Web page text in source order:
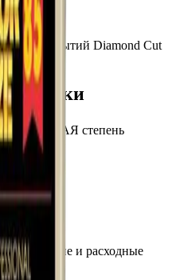
покрытий Diamond Cut
(ВЫСОКАЯ степень
и расходные